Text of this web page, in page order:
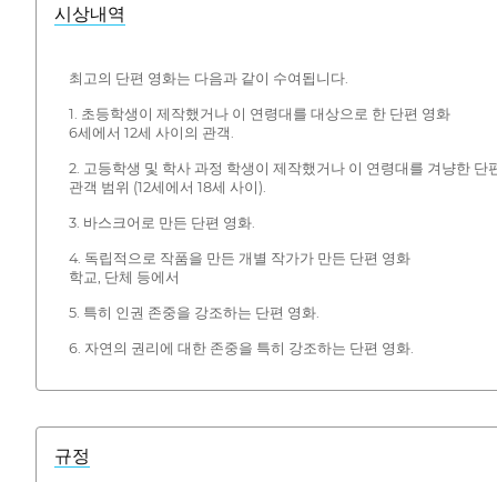
시상내역
최고의 단편 영화는 다음과 같이 수여됩니다.
1. 초등학생이 제작했거나 이 연령대를 대상으로 한 단편 영화
6세에서 12세 사이의 관객.
2. 고등학생 및 학사 과정 학생이 제작했거나 이 연령대를 겨냥한 단
관객 범위 (12세에서 18세 사이).
3. 바스크어로 만든 단편 영화.
4. 독립적으로 작품을 만든 개별 작가가 만든 단편 영화
학교, 단체 등에서
5. 특히 인권 존중을 강조하는 단편 영화.
6. 자연의 권리에 대한 존중을 특히 강조하는 단편 영화.
규정